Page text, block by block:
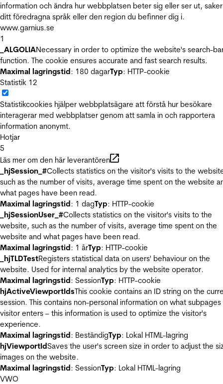
information och ändra hur webbplatsen beter sig eller ser ut,
ditt föredragna språk eller den region du befinner dig i.
www.garnius.se
1
_ALGOLIANecessary in order to optimize the website's search-
function. The cookie ensures accurate and fast search results.
Maximal lagringstid: 180 dagarTyp: HTTP-cookie
Statistik 12
Statistikcookies hjälper webbplatsägare att förstå hur besökare
interagerar med webbplatser genom att samla in och rapportera
information anonymt.
Hotjar
5
Läs mer om den här leverantören
_hjSession_#Collects statistics on the visitor's visits to the
such as the number of visits, average time spent on the website
what pages have been read.
Maximal lagringstid: 1 dagTyp: HTTP-cookie
_hjSessionUser_#Collects statistics on the visitor's visits to the
website, such as the number of visits, average time spent on the
website and what pages have been read.
Maximal lagringstid: 1 årTyp: HTTP-cookie
_hjTLDTestRegisters statistical data on users' behaviour on the
website. Used for internal analytics by the website operator.
Maximal lagringstid: SessionTyp: HTTP-cookie
hjActiveViewportIdsThis cookie contains an ID string on the
session. This contains non-personal information on what
visitor enters – this information is used to optimize the visitor's
experience.
Maximal lagringstid: BeständigTyp: Lokal HTML-lagring
hjViewportIdSaves the user's screen size in order to adjust the
images on the website.
Maximal lagringstid: SessionTyp: Lokal HTML-lagring
VWO